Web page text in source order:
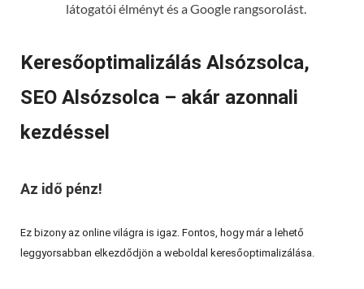
látogatói élményt és a Google rangsorolást.
Keresőoptimalizálás Alsózsolca,
SEO Alsózsolca – akár azonnali
kezdéssel
Az idő pénz!
Ez bizony az online világra is igaz. Fontos, hogy már a lehető
leggyorsabban elkezdődjön a weboldal keresőoptimalizálása.